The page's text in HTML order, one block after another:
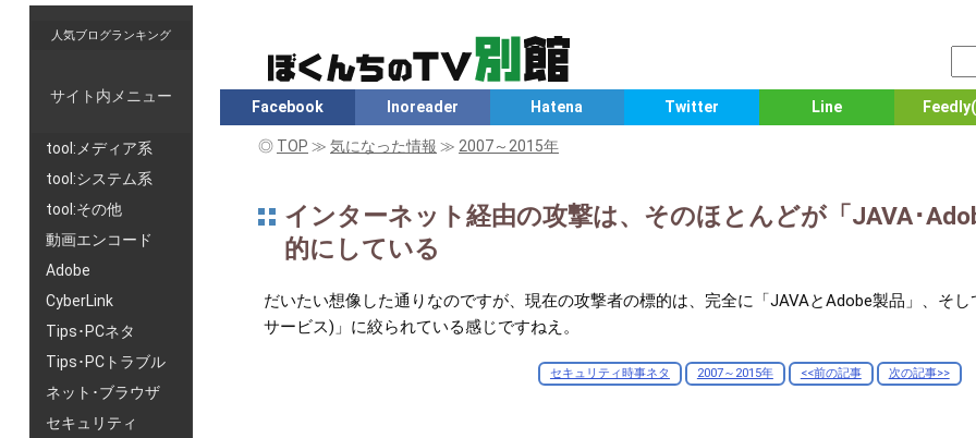
人気ブログランキング
サイト内メニュー
tool:メディア系
tool:システム系
tool:その他
動画エンコード
Adobe
CyberLink
Tips･PCネタ
Tips･PCトラブル
ネット･ブラウザ
セキュリティ
Facebook Inoreader Hatena Twitter Line
◎ TOP ≫ 気になった情報 ≫ 2007～2015年
インターネット経由の攻撃は、そのほとんどが「JAVA･
的にしている
だいたい想像した通りなのですが、現在の攻撃者の標的は、完全に「JAVAとAdobe製品」、そ
サービス)」に絞られている感じですねえ。
セキュリティ時事ネタ 2007～2015年 <<前の記事 次の記事>>